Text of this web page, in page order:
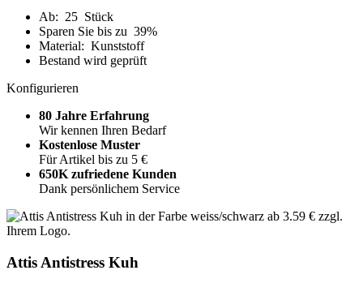
Ab: 25 Stück
Sparen Sie bis zu 39%
Material: Kunststoff
Bestand wird geprüft
Konfigurieren
80 Jahre Erfahrung
Wir kennen Ihren Bedarf
Kostenlose Muster
Für Artikel bis zu 5 €
650K zufriedene Kunden
Dank persönlichem Service
Attis Antistress Kuh